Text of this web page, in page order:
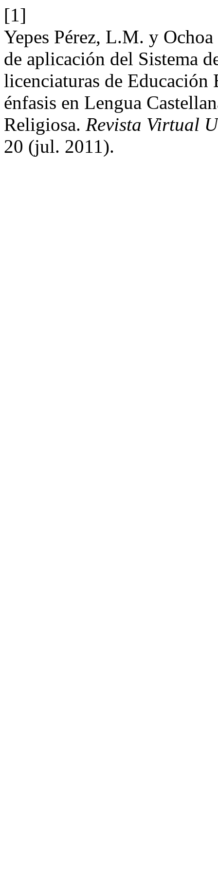
[1]
Yepes Pérez, L.M. y
de aplicación del Sistema
licenciaturas de Educación
énfasis en Lengua
Religiosa. Revista Virtual
20 (jul. 2011).